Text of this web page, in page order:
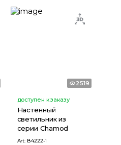
2519
доступен к заказу
Настенный
светильник из
серии Chamod
Art: В4222-1